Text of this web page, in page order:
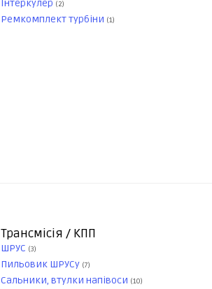
Інтеркулер (2)
Ремкомплект турбіни (1)
Трансмісія / КПП
ШРУС (3)
Пильовик ШРУСу (7)
Сальники, втулки напівоси (10)